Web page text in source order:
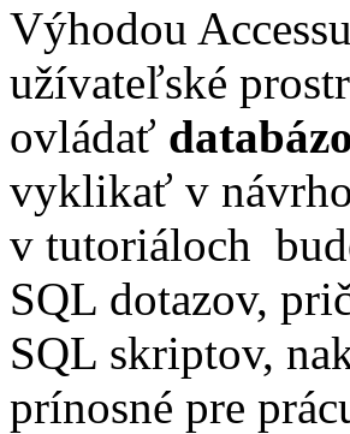
Výhodou
užívateľské
ovládať
vyklikať v
v tutoriáloch
SQL dotazov,
SQL skriptov,
prínosné pre